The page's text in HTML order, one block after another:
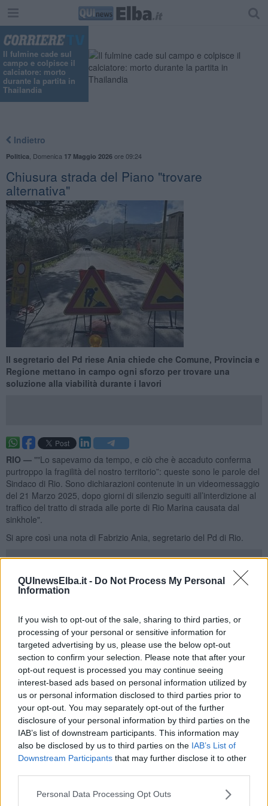
QUInewsElba.it - Do Not Process My Personal
Information
If you wish to opt-out of the sale, sharing to third parties, or
processing of your personal or sensitive information for
targeted advertising by us, please use the below opt-out
section to confirm your selection. Please note that after your
opt-out request is processed you may continue seeing
interest-based ads based on personal information utilized by
us or personal information disclosed to third parties prior to
your opt-out. You may separately opt-out of the further
disclosure of your personal information by third parties on the
IAB’s list of downstream participants. This information may
also be disclosed by us to third parties on the IAB’s List of
Downstream Participants that may further disclose it to other
Personal Data Processing Opt Outs
Il fulmine cade sul
campo e colpisce il
calciatore: morto
durante la partita in
Thailandia
Indietro
Politica Domenica 17 Maggio 2026ore 09:24
Chiusura strada del Piano "trovare
alternativa"
Il segretario del Pd riese Ania chiede che Comune, Provincia e
Regione mettano in campo ogni sforzo per trovare una
soluzione alla viabilità durante i lavori
RIO — ""Lo sapevamo da tempo, e ciò che è accaduto conferma
purtroppo la fragilità del nostro territorio”: queste sono le parole del
Sindaco di Rio. Sono dichiarazioni contenute in un videomessaggio
del 21 Marzo 2025, dopo giorni di silenzio seguiti all’interdizione al
traffico del tratto di strada alle porte di Rio Marina causata dal
sinkhole".
Si apre così una nota di Fabrizio Ania, segretario del Pd di Rio.
"Parole che mi apparvero pesanti come pietre, perché pronunciate
propria comunità. - prosegue Ania -
Ciò che accadde in quelle lunghe settimane si poteva
prevedere, evitare e almeno mitigare negli effetti.
Si poteva discutere apertamente della fragilità del Piano di Rio. Si
doveva attivare la macchina comunale perpredisporre un piano
di emergenza da far scattare in caso di nuovi sinkhole".
"La sensazione che provai allora è la stessa che provo oggi: che si
arrivi sempre tardi e che il silenzio dell’Amministrazione
Comunale, ieri come oggi, prevalga sulla ricerca della migliore
soluzione per il bene della comunità. - aggiunge Ania -E così
è stato anche in occasione dell’iniziativa pubblica con la Presidente
della Provincia e il consigliere regionale Alessandro Franchi: il
Sindaco e la Giunta hanno deciso di non partecipare, di sottrarsi al
confronto e di non condividere con le altre istituzioni e con i cittadini
un momento tanto delicato.
Peccato, un’occasione persa".